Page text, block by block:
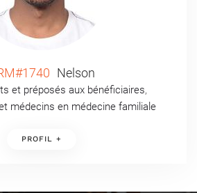
Nelson
et préposés aux bénéficiaires,
médecins en médecine familiale
PROFIL +